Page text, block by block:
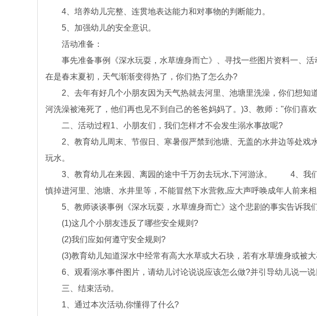
4、培养幼儿完整、连贯地表达能力和对事物的判断能力。
5、加强幼儿的安全意识。
活动准备：
事先准备事例《深水玩耍，水草缠身而亡》、寻找一些图片资料一、活
在是春末夏初，天气渐渐变得热了，你们热了怎么办?
2、去年有好几个小朋友因为天气热就去河里、池塘里洗澡，你们想知
河洗澡被淹死了，他们再也见不到自己的爸爸妈妈了。)3、教师："你们喜
二、活动过程1、小朋友们，我们怎样才不会发生溺水事故呢?
2、教育幼儿周末、节假日、寒暑假严禁到池塘、无盖的水井边等处戏
玩水。
3、教育幼儿在来园、离园的途中千万勿去玩水,下河游泳。 4、我们
慎掉进河里、池塘、水井里等，不能冒然下水营救,应大声呼唤成年人前来相
5、教师谈谈事例《深水玩耍，水草缠身而亡》这个悲剧的事实告诉我
(1)这几个小朋友违反了哪些安全规则?
(2)我们应如何遵守安全规则?
(3)教育幼儿知道深水中经常有高大水草或大石块，若有水草缠身或被大
6、观看溺水事件图片，请幼儿讨论说说应该怎么做?并引导幼儿说一说
三、结束活动。
1、通过本次活动,你懂得了什么?